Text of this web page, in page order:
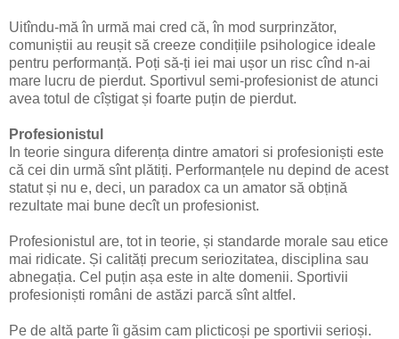
Uitîndu-mă în urmă mai cred că, în mod surprinzător,
comuniștii au reușit să creeze condițiile psihologice ideale
pentru performanță. Poți să-ți iei mai ușor un risc cînd n-ai
mare lucru de pierdut. Sportivul semi-profesionist de atunci
avea totul de cîștigat și foarte puțin de pierdut.
Profesionistul
In teorie singura diferența dintre amatori si profesioniști este
că cei din urmă sînt plătiți. Performanțele nu depind de acest
statut și nu e, deci, un paradox ca un amator să obțină
rezultate mai bune decît un profesionist.
Profesionistul are, tot in teorie, și standarde morale sau etice
mai ridicate. Și calități precum seriozitatea, disciplina sau
abnegația. Cel puțin așa este in alte domenii. Sportivii
profesioniști români de astăzi parcă sînt altfel.
Pe de altă parte îi găsim cam plicticoși pe sportivii serioși.